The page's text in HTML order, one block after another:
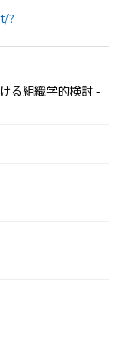
?
る組織学的検討 -